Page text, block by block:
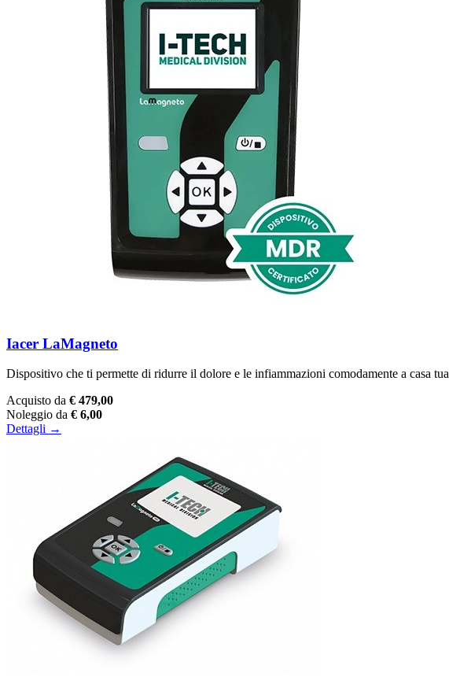
Iacer LaMagneto
Dispositivo che ti permette di ridurre il dolore e le infiammazioni comodamente a casa tua
Acquisto da € 479,00
Noleggio da € 6,00
Dettagli →